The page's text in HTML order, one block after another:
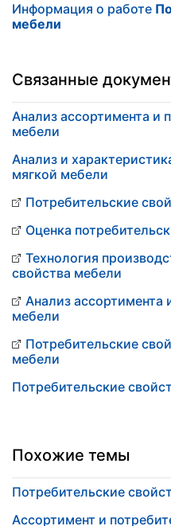
Информация о работе
мебели
Связанные
Анализ ассортимента и
мебели
Анализ и
мягкой мебели
Потребительские
Оценка
Технология
свойства мебели
Анализ ассортимента
мебели
Потребительские
мебели
Потребительские
Похожие темы
Потребительские
Ассортимент и